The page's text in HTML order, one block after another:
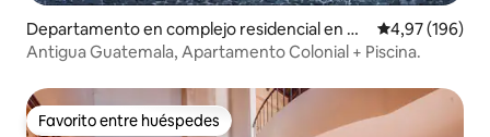
Departamento en complejo residencial en An
tigua Guatemala
Calificación
4,97 (196)
Antigua Guatemala, Apartamento Colonial + Piscina.
Favorito entre huéspedes
Favorito entre huéspedes